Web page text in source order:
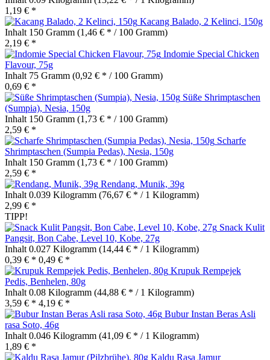
1,19 € *
Kacang Balado, 2 Kelinci, 150g
Inhalt 150 Gramm (1,46 € * / 100 Gramm)
2,19 € *
Indomie Special Chicken
Flavour, 75g
Inhalt 75 Gramm (0,92 € * / 100 Gramm)
0,69 € *
Süße Shrimptaschen
(Sumpia), Nesia, 150g
Inhalt 150 Gramm (1,73 € * / 100 Gramm)
2,59 € *
Scharfe
Shrimptaschen (Sumpia Pedas), Nesia, 150g
Inhalt 150 Gramm (1,73 € * / 100 Gramm)
2,59 € *
Rendang, Munik, 39g
Inhalt 0.039 Kilogramm (76,67 € * / 1 Kilogramm)
2,99 € *
TIPP!
Snack Kulit
Pangsit, Bon Cabe, Level 10, Kobe, 27g
Inhalt 0.027 Kilogramm (14,44 € * / 1 Kilogramm)
0,39 € * 0,49 € *
Krupuk Rempejek
Pedis, Benhelen, 80g
Inhalt 0.08 Kilogramm (44,88 € * / 1 Kilogramm)
3,59 € * 4,19 € *
Bubur Instan Beras Asli
rasa Soto, 46g
Inhalt 0.046 Kilogramm (41,09 € * / 1 Kilogramm)
1,89 € *
Kaldu Rasa Jamur